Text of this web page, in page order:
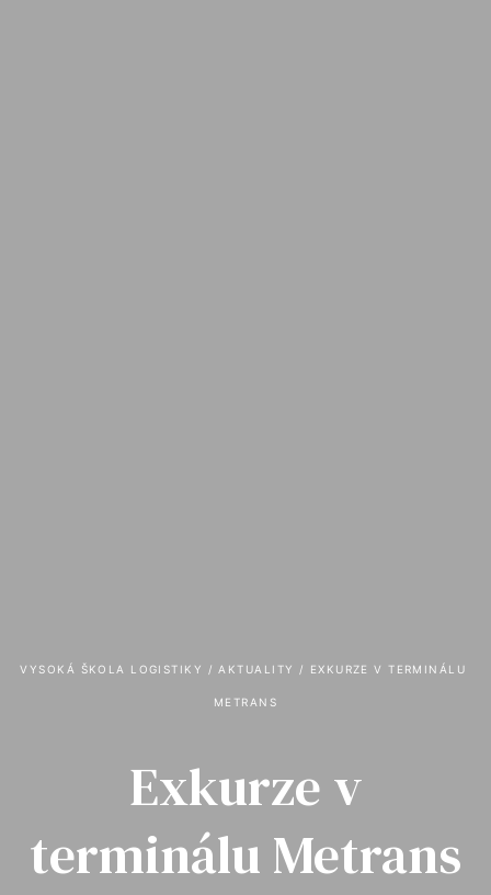
VYSOKÁ ŠKOLA LOGISTIKY / AKTUALITY / EXKURZE V TERMINÁLU
METRANS
Exkurze v
terminálu Metrans